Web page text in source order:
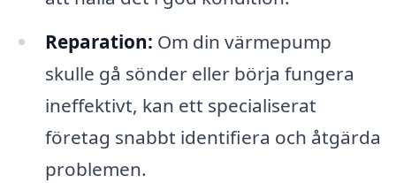
Reparation: Om din värmepump
skulle gå sönder eller börja fungera
ineffektivt, kan ett specialiserat
företag snabbt identifiera och åtgärda
problemen.